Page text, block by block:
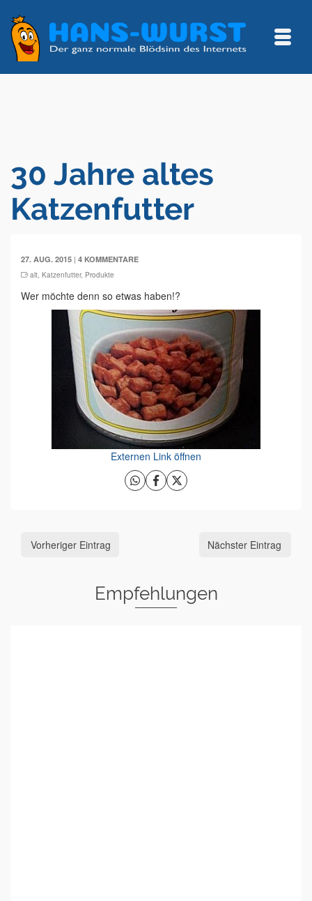
30 Jahre altes
Katzenfutter
27. AUG. 2015 | 4 KOMMENTARE
alt, Katzenfutter, Produkte
Wer möchte denn so etwas haben!?
Externen Link öffnen
Vorheriger Eintrag Nächster Eintrag
Empfehlungen